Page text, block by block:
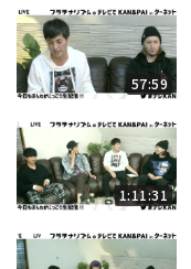
57:59
1:11:31